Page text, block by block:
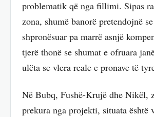
problematik që nga fillimi. Sipas
zona, shumë banorë pretendojnë
shpronësuar pa marrë asnjë
tjerë thonë se shumat e ofruara
ulëta se vlera reale e pronave të
Në Bubq, Fushë-Krujë dhe Nikël,
prekura nga projekti, situata është